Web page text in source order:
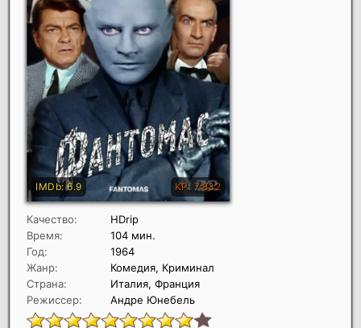
Качество:
HDrip
Время:
104 мин.
Год:
1964
Жанр:
Комедия, Криминал
Страна:
Италия, Франция
Режиссер:
Андре Юнебель